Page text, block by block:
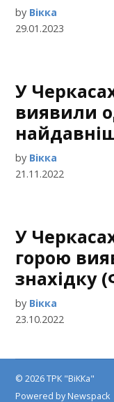
by Вікка
29.01.2023
У
виявили
by Вікка
21.11.2022
У
горою
знахідку
by Вікка
23.10.2022
© 2026 ТРК "ВіККа"
Powered by Newspack